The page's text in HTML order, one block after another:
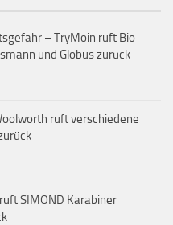
– TryMoin ruft Bio
und Globus zurück
ruft verschiedene
SIMOND Karabiner